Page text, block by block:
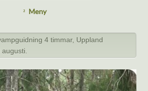
Meny
4 timmar, Uppland